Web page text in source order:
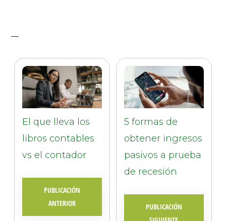
El que lleva los
libros contables
vs el contador
PUBLICACIÓN
ANTERIOR
5 formas de
obtener ingresos
pasivos a prueba
de recesión
PUBLICACIÓN